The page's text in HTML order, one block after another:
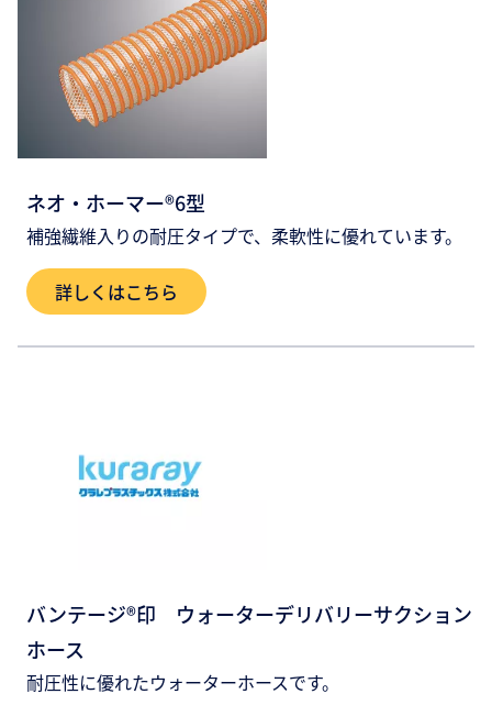
ネオ・ホーマー®6型
補強繊維入りの耐圧タイプで、柔軟性に優れています。
詳しくはこちら
バンテージ®印 ウォーターデリバリーサクション
ホース
耐圧性に優れたウォーターホースです。